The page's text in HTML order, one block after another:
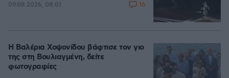
09.08.2026, 08:01 16
Η Βαλέρια Χοψονίδου βάφτισε τον γιο
της στη Βουλιαγμένη, δείτε
φωτογραφίες